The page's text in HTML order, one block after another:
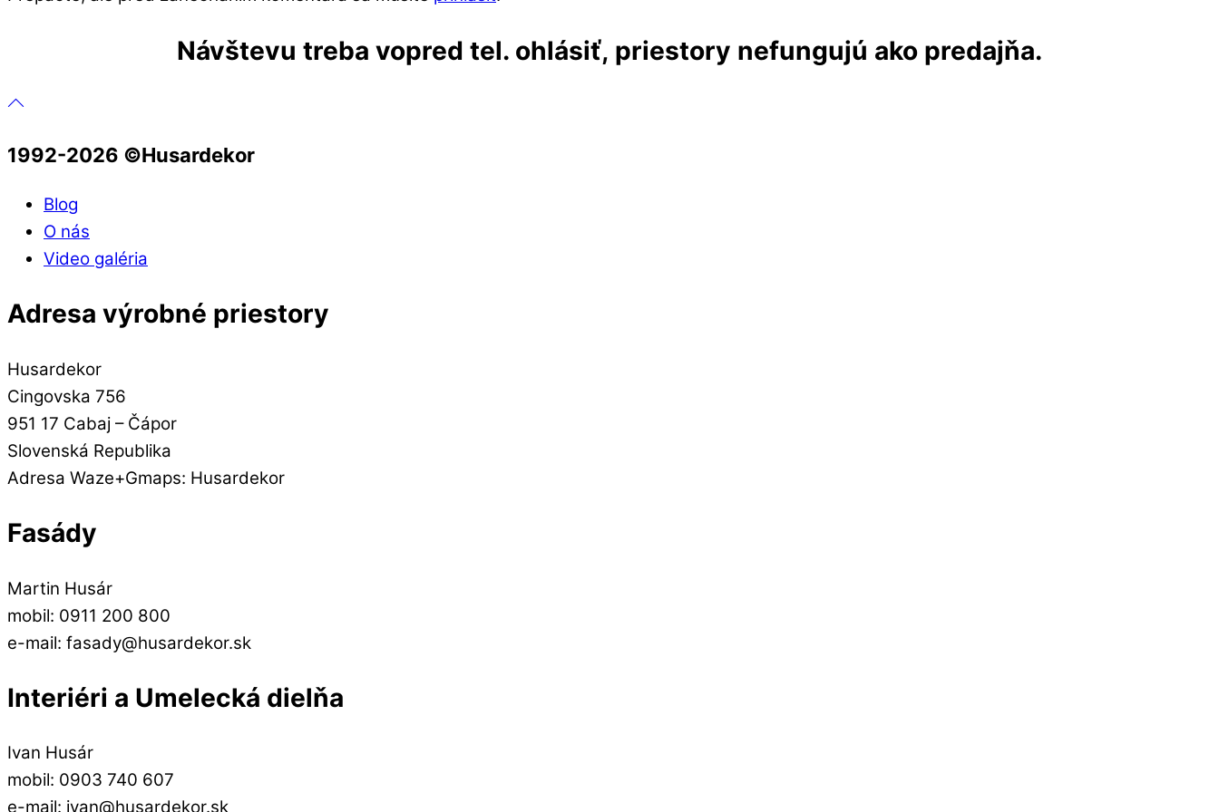
Návštevu treba vopred tel. ohlásiť, priestory nefungujú ako predajňa.
1992-2026 ©️Husardekor
Blog
O nás
Video galéria
Adresa výrobné priestory
Husardekor
Cingovska 756
951 17 Cabaj – Čápor
Slovenská Republika
Adresa Waze+Gmaps: Husardekor
Fasády
Martin Husár
mobil: 0911 200 800
e-mail: fasady@husardekor.sk
Interiéri a Umelecká dielňa
Ivan Husár
mobil: 0903 740 607
e-mail: ivan@husardekor.sk